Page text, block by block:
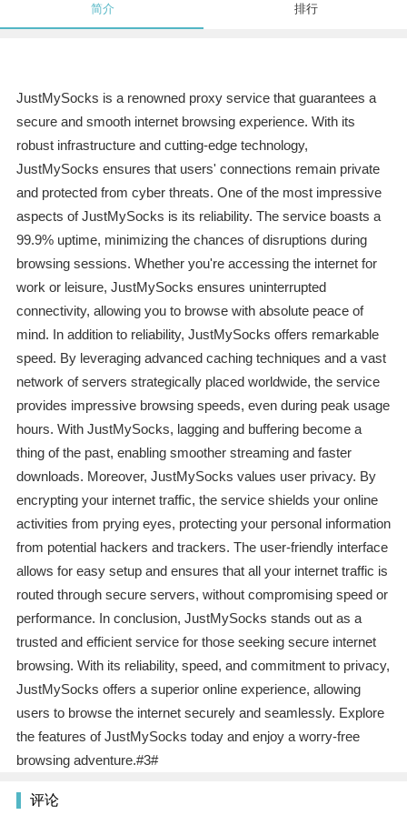
简介 排行
JustMySocks is a renowned proxy service that guarantees a
secure and smooth internet browsing experience. With its
robust infrastructure and cutting-edge technology,
JustMySocks ensures that users' connections remain private
and protected from cyber threats. One of the most impressive
aspects of JustMySocks is its reliability. The service boasts a
99.9% uptime, minimizing the chances of disruptions during
browsing sessions. Whether you're accessing the internet for
work or leisure, JustMySocks ensures uninterrupted
connectivity, allowing you to browse with absolute peace of
mind. In addition to reliability, JustMySocks offers remarkable
speed. By leveraging advanced caching techniques and a vast
network of servers strategically placed worldwide, the service
provides impressive browsing speeds, even during peak usage
hours. With JustMySocks, lagging and buffering become a
thing of the past, enabling smoother streaming and faster
downloads. Moreover, JustMySocks values user privacy. By
encrypting your internet traffic, the service shields your online
activities from prying eyes, protecting your personal information
from potential hackers and trackers. The user-friendly interface
allows for easy setup and ensures that all your internet traffic is
routed through secure servers, without compromising speed or
performance. In conclusion, JustMySocks stands out as a
trusted and efficient service for those seeking secure internet
browsing. With its reliability, speed, and commitment to privacy,
JustMySocks offers a superior online experience, allowing
users to browse the internet securely and seamlessly. Explore
the features of JustMySocks today and enjoy a worry-free
browsing adventure.#3#
评论